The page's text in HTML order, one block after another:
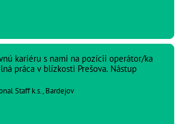
kariéru s nami na pozícii operátor/ka
práca v blízkosti Prešova. Nástup
Staff k.s., Bardejov